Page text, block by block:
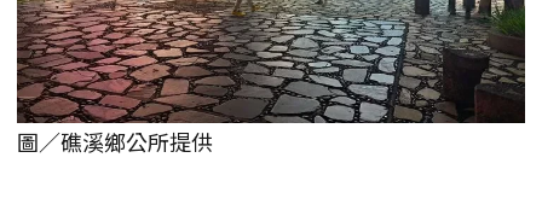
圖／礁溪鄉公所提供